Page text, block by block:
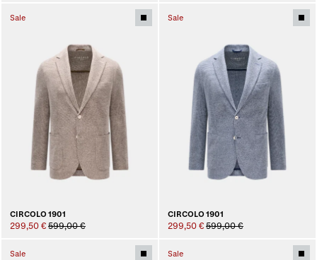
Sale
CIRCOLO 1901
299,50 € 599,00 €
Sale
CIRCOLO 1901
299,50 € 599,00 €
Sale Sale